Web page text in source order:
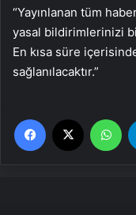
“Yayınlanan tüm
yasal bildirimlerinizi
En kısa süre
sağlanılacaktır.”
Facebook